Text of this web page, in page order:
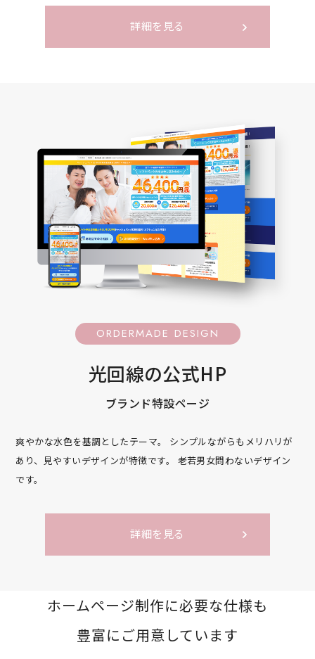
詳細を見る
ORDERMADE DESIGN
光回線の公式HP
ブランド特設ページ
爽やかな水色を基調としたテーマ。
シンプルながらもメリハリが
あり、見やすいデザインが特徴です。
老若男女問わないデザイン
です。
詳細を見る
ホームページ制作に必要な仕様も
豊富にご用意しています